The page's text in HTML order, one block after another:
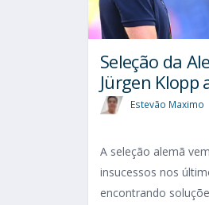
Seleção da
Jürgen Klopp
Estevão Maximo
A seleção alemã
insucessos nos
encontrando